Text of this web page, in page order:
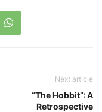
Next article
“The Hobbit”: A
Retrospective